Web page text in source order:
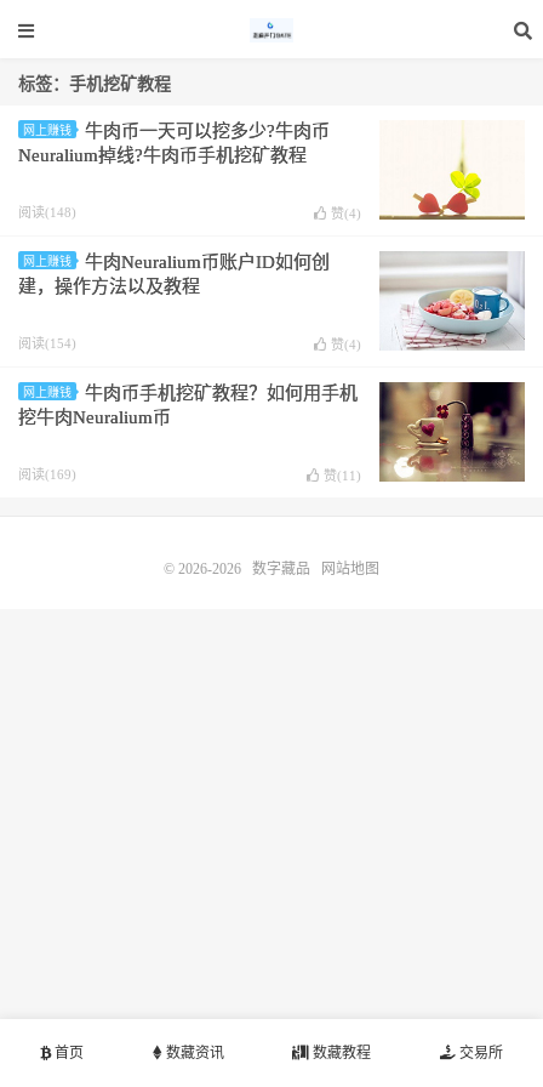
标签：手机挖矿教程
网上赚钱
牛肉币一天可以挖多少?牛肉币
Neuralium掉线?牛肉币手机挖矿教程
阅读(148) 赞(4)
网上赚钱
牛肉Neuralium币账户ID如何创
建，操作方法以及教程
阅读(154) 赞(4)
网上赚钱
牛肉币手机挖矿教程？如何用手机
挖牛肉Neuralium币
阅读(169) 赞(11 )
首页 数藏资讯 数藏教程 交易所
© 2026-2026 数字藏品 网站地图